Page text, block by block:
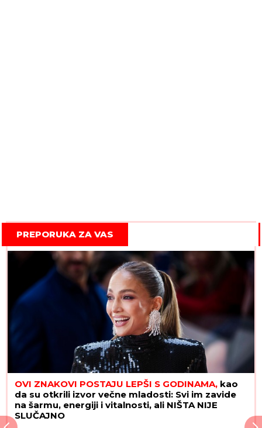
PREPORUKA ZA VAS
OVI ZNAKOVI POSTAJU LEPŠI S GODINAMA, kao
da su otkrili izvor večne mladosti: Svi im zavide
na šarmu, energiji i vitalnosti, ali NIŠTA NIJE
SLUČAJNO